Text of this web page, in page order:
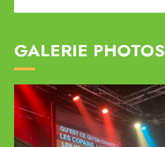
GALERIE PHOTOS